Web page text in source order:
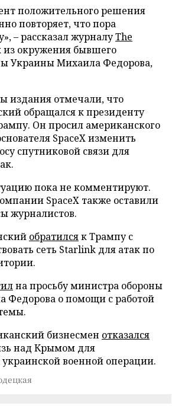
положительного решения
повторяет, что пора
– рассказал журналуThe
из окружения бывшего
Украины Михаила Федорова,
издания отмечали, что
обращался к президенту
Он просил американского
SpaceX изменить
спутниковой связи для
пока не комментируют.
SpaceX также оставили
журналистов.
обратилсяк Трампу с
сеть Starlink для атак по
на просьбу министра обороны
Федорова о помощи с работой
бизнесмен отказался
над Крымом для
военной операции.